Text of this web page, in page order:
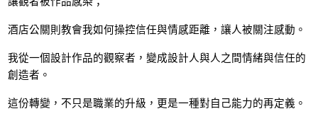
酒店公關則教會我如何操控信任與情感距離，讓人被關注感動。
我從一個設計作品的觀察者，變成設計人與人之間情緒與信任的
創造者。
這份轉變，不只是職業的升級，更是一種對自己能力的再定義。